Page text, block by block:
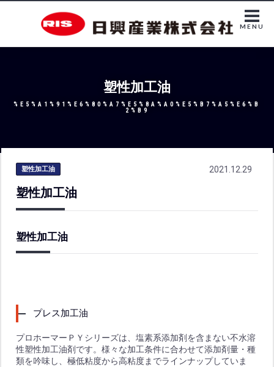
MENU
塑性加工油
%E5%A1%91%E6%80%A7%E5%8A%A0%E5%B7%A5%E6%B
2%B9
塑性加工油
塑性加工油 2021.12.29
塑性加工油
プレス加工油
プロホーマーＰＹシリーズは、塩素系添加剤を含まない不水溶
性塑性加工油剤です。様々な加工条件に合わせて添加剤量・種
類を吟味し、極低粘度から高粘度までラインナップしていま